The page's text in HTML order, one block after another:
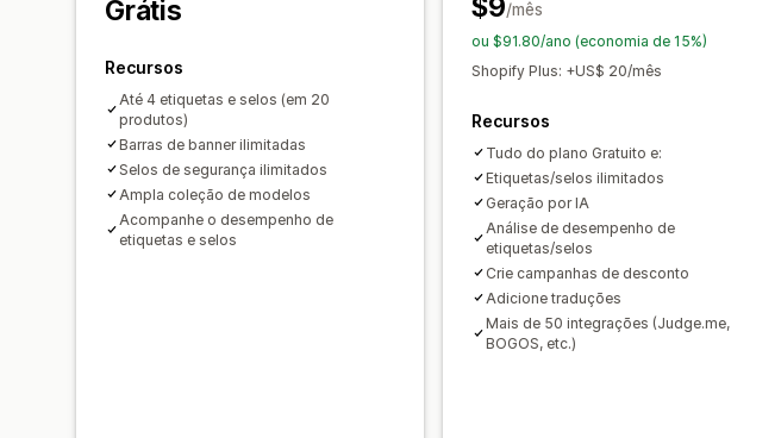
Grátis
Recursos
Até 4 etiquetas e selos (em 20
produtos)
Barras de banner ilimitadas
Selos de segurança ilimitados
Ampla coleção de modelos
Acompanhe o desempenho de
etiquetas e selos
$9/mês
ou $91.80/ano (economia de 15%)
Shopify Plus: +US$ 20/mês
Recursos
Tudo do plano Gratuito e:
Etiquetas/selos ilimitados
Geração por IA
Análise de desempenho de
etiquetas/selos
Crie campanhas de desconto
Adicione traduções
Mais de 50 integrações (Judge.me,
BOGOS, etc.)